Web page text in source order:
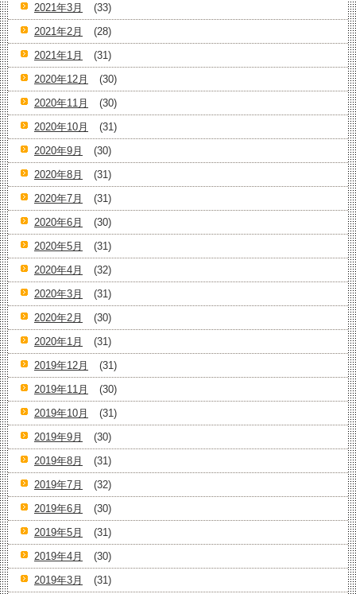
2021年3月
(33)
2021年2月
(28)
2021年1月
(31)
2020年12月
(30)
2020年11月
(30)
2020年10月
(31)
2020年9月
(30)
2020年8月
(31)
2020年7月
(31)
2020年6月
(30)
2020年5月
(31)
2020年4月
(32)
2020年3月
(31)
2020年2月
(30)
2020年1月
(31)
2019年12月
(31)
2019年11月
(30)
2019年10月
(31)
2019年9月
(30)
2019年8月
(31)
2019年7月
(32)
2019年6月
(30)
2019年5月
(31)
2019年4月
(30)
2019年3月
(31)